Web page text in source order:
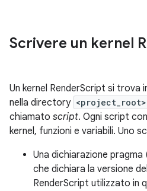
Scrivere un kernel
Un kernel RenderScript si trova
nella directory
chiamato script. Ogni script
kernel, funzioni e variabili. Uno
Una dichiarazione pragma
che dichiara la versione
RenderScript utilizzato in